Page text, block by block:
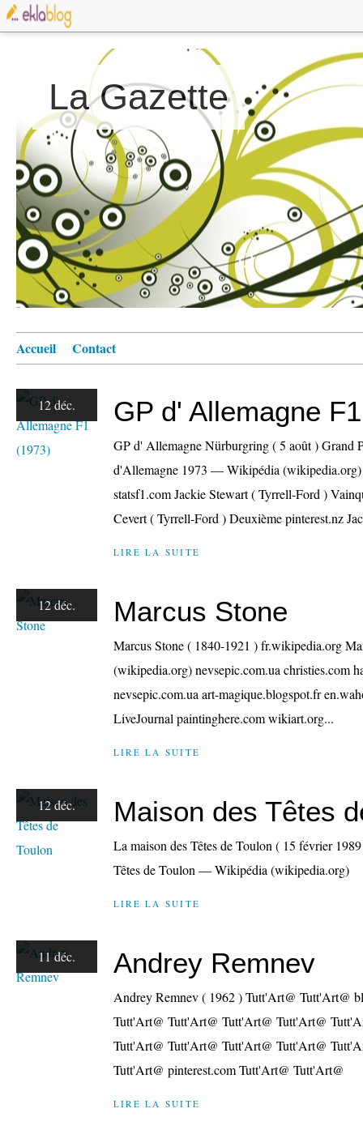
La Gazette
Accueil Contact
12 déc. GP d' Allemagne
GP d' Allemagne Nürburgring ( 5 août ) Grand
d'Allemagne 1973 — Wikipédia
statsf1.com Jackie Stewart ( Tyrrell-Ford )
Cevert ( Tyrrell-Ford ) Deuxième pinterest.nz
LIRE LA SUITE
12 déc. Marcus Stone
Marcus Stone ( 1840-1921 ) fr.wikipedia.org
(wikipedia.org) nevsepic.com.ua christies.com
nevsepic.com.ua art-magique.blogspot.fr
LiveJournal paintinghere.com wikiart.org...
LIRE LA SUITE
12 déc. Maison des Têtes
La maison des Têtes de Toulon ( 15 février
Têtes de Toulon — Wikipédia (wikipedia.org)
LIRE LA SUITE
11 déc. Andrey Remnev
Andrey Remnev ( 1962 ) Tutt'Art@ Tutt'Art@
Tutt'Art@ Tutt'Art@ Tutt'Art@ Tutt'Art@
Tutt'Art@ Tutt'Art@ Tutt'Art@ Tutt'Art@
Tutt'Art@ pinterest.com Tutt'Art@ Tutt'Art@
LIRE LA SUITE